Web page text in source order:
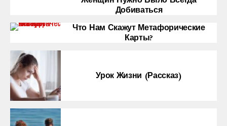
Добиваться
Что Нам Скажут Метафорические
Карты?
Урок Жизни (рассказ)